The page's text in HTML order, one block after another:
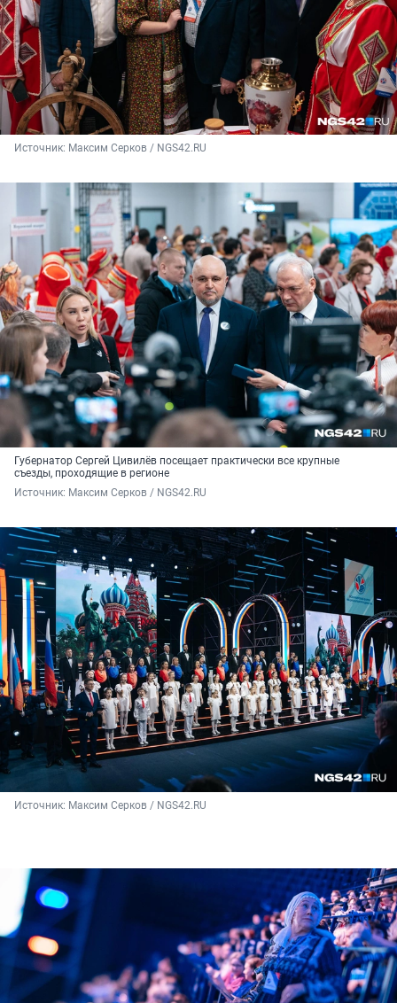
Источник: Максим Серков / NGS42.RU
Губернатор Сергей Цивилёв посещает практически все крупные
съезды, проходящие в регионе
Источник: Максим Серков / NGS42.RU
Источник: Максим Серков / NGS42.RU